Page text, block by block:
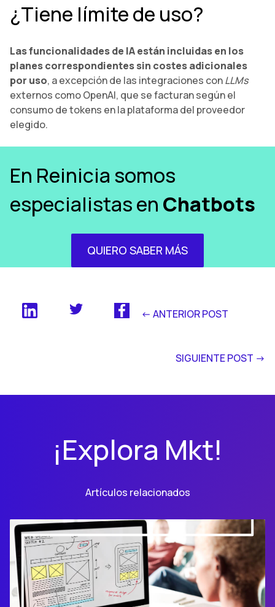
¿Tiene límite de uso?
Las funcionalidades de IA están incluidas en los
planes correspondientes sin costes adicionales
por uso, a excepción de las integraciones conLLMs
externos como OpenAI, que se facturan según el
consumo de tokens en la plataforma del proveedor
elegido.
En Reinicia somos
especialistas en Chatbots
QUIERO SABER MÁS
<- ANTERIOR POST
SIGUIENTE POST ->
¡Explora Mkt!
Artículos relacionados